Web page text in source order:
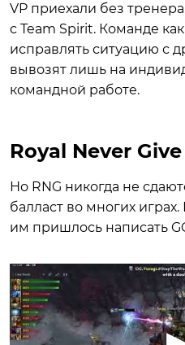
VP приехали без
с Team Spirit. Команде
исправлять ситуацию с
вывозят лишь на
командной работе.
Royal Never
Но RNG никогда не
балласт во многих
им пришлось написать